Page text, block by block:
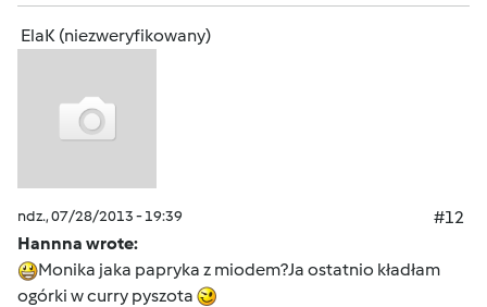
ElaK (niezweryfikowany)
ndz., 07/28/2013 - 19:39
#12
Hannna wrote:
Monika jaka papryka z miodem?Ja ostatnio kładłam
ogórki w curry pyszota